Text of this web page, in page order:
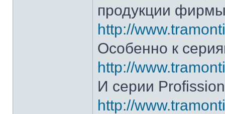
продукции
http://
Особенно к
http://
И серии
http://